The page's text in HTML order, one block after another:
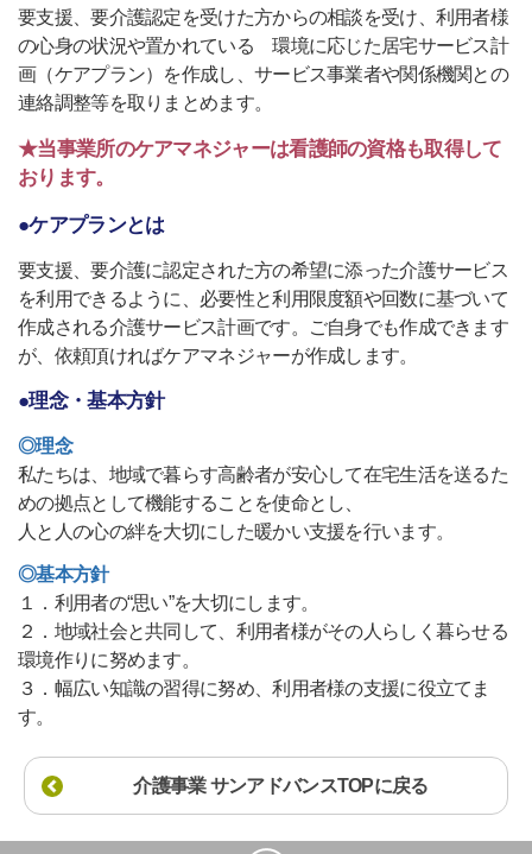
要支援、要介護認定を受けた方からの相談を受け、利用者様
の心身の状況や置かれている 環境に応じた居宅サービス計
画（ケアプラン）を作成し、サービス事業者や関係機関との
連絡調整等を取りまとめます。
★当事業所のケアマネジャーは看護師の資格も取得して
おります。
●ケアプランとは
要支援、要介護に認定された方の希望に添った介護サービス
を利用できるように、必要性と利用限度額や回数に基づいて
作成される介護サービス計画です。ご自身でも作成できます
が、依頼頂ければケアマネジャーが作成します。
●理念・基本方針
◎理念
私たちは、地域で暮らす高齢者が安心して在宅生活を送るた
めの拠点として機能することを使命とし、
人と人の心の絆を大切にした暖かい支援を行います。
◎基本方針
１．利用者の“思い”を大切にします。
２．地域社会と共同して、利用者様がその人らしく暮らせる
環境作りに努めます。
３．幅広い知識の習得に努め、利用者様の支援に役立てま
す。
介護事業 サンアドバンスTOPに戻る